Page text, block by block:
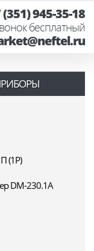
(351) 945-35-18
бесплатный
(1Р)
DM-230.1A